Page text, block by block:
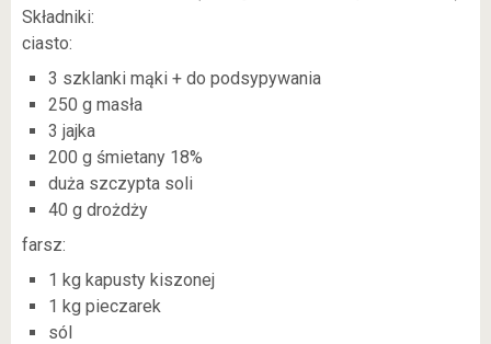
Składniki:
ciasto:
3 szklanki mąki + do podsypywania
250 g masła
3 jajka
200 g śmietany 18%
duża szczypta soli
40 g drożdży
farsz:
1 kg kapusty kiszonej
1 kg pieczarek
sól